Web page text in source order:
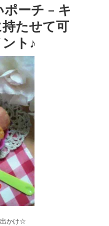
ーチ – キ
たせて可
ト♪
出かけ☆